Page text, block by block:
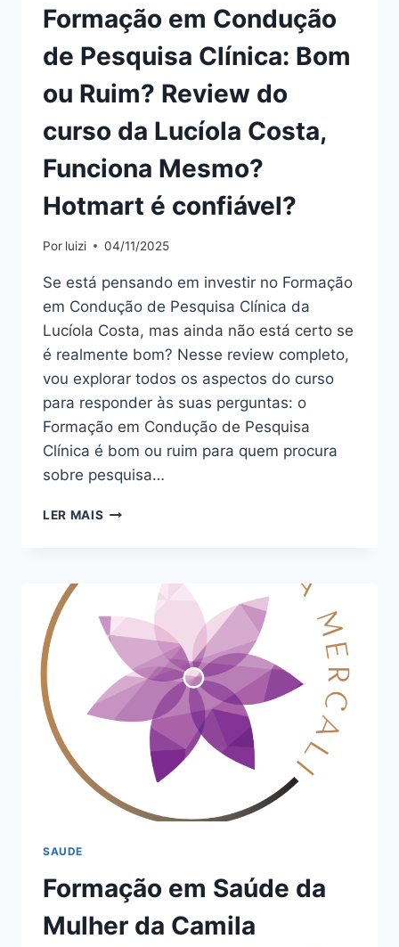
Formação em Condução
de Pesquisa Clínica: Bom
ou Ruim? Review do
curso da Lucíola Costa,
Funciona Mesmo?
Hotmart é confiável?
Por luizi 04/11/2025
Se está pensando em investir no Formação
em Condução de Pesquisa Clínica da
Lucíola Costa, mas ainda não está certo se
é realmente bom? Nesse review completo,
vou explorar todos os aspectos do curso
para responder às suas perguntas: o
Formação em Condução de Pesquisa
Clínica é bom ou ruim para quem procura
sobre pesquisa…
LER MAIS FORMAÇÃO
PESQUISA
BOM
OU
RUIM?
REVIEW
DO
CURSO
LUCÍOLA
COSTA,
FUNCIONA
MESMO?
SAUDE
Formação em Saúde da
Mulher da Camila